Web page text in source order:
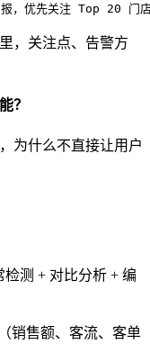
，关注点、告警方
？
为什么不直接让用户
测 + 对比分析 + 编
销售额、客流、客单